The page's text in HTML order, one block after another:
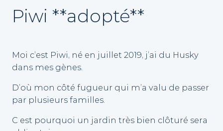
Piwi **adopté**
Moi c’est Piwi, né en juillet 2019, j’ai du Husky
dans mes gènes.
D’où mon côté fugueur qui m’a valu de passer
par plusieurs familles.
C est pourquoi un jardin très bien clôturé sera